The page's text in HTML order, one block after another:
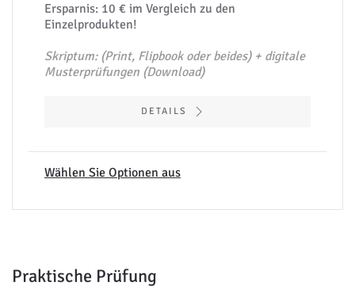
Ersparnis: 10 € im Vergleich zu den
Einzelprodukten!
Skriptum: (Print, Flipbook oder beides) + digitale
Musterprüfungen (Download)
DETAILS
Wählen Sie Optionen aus
Praktische Prüfung